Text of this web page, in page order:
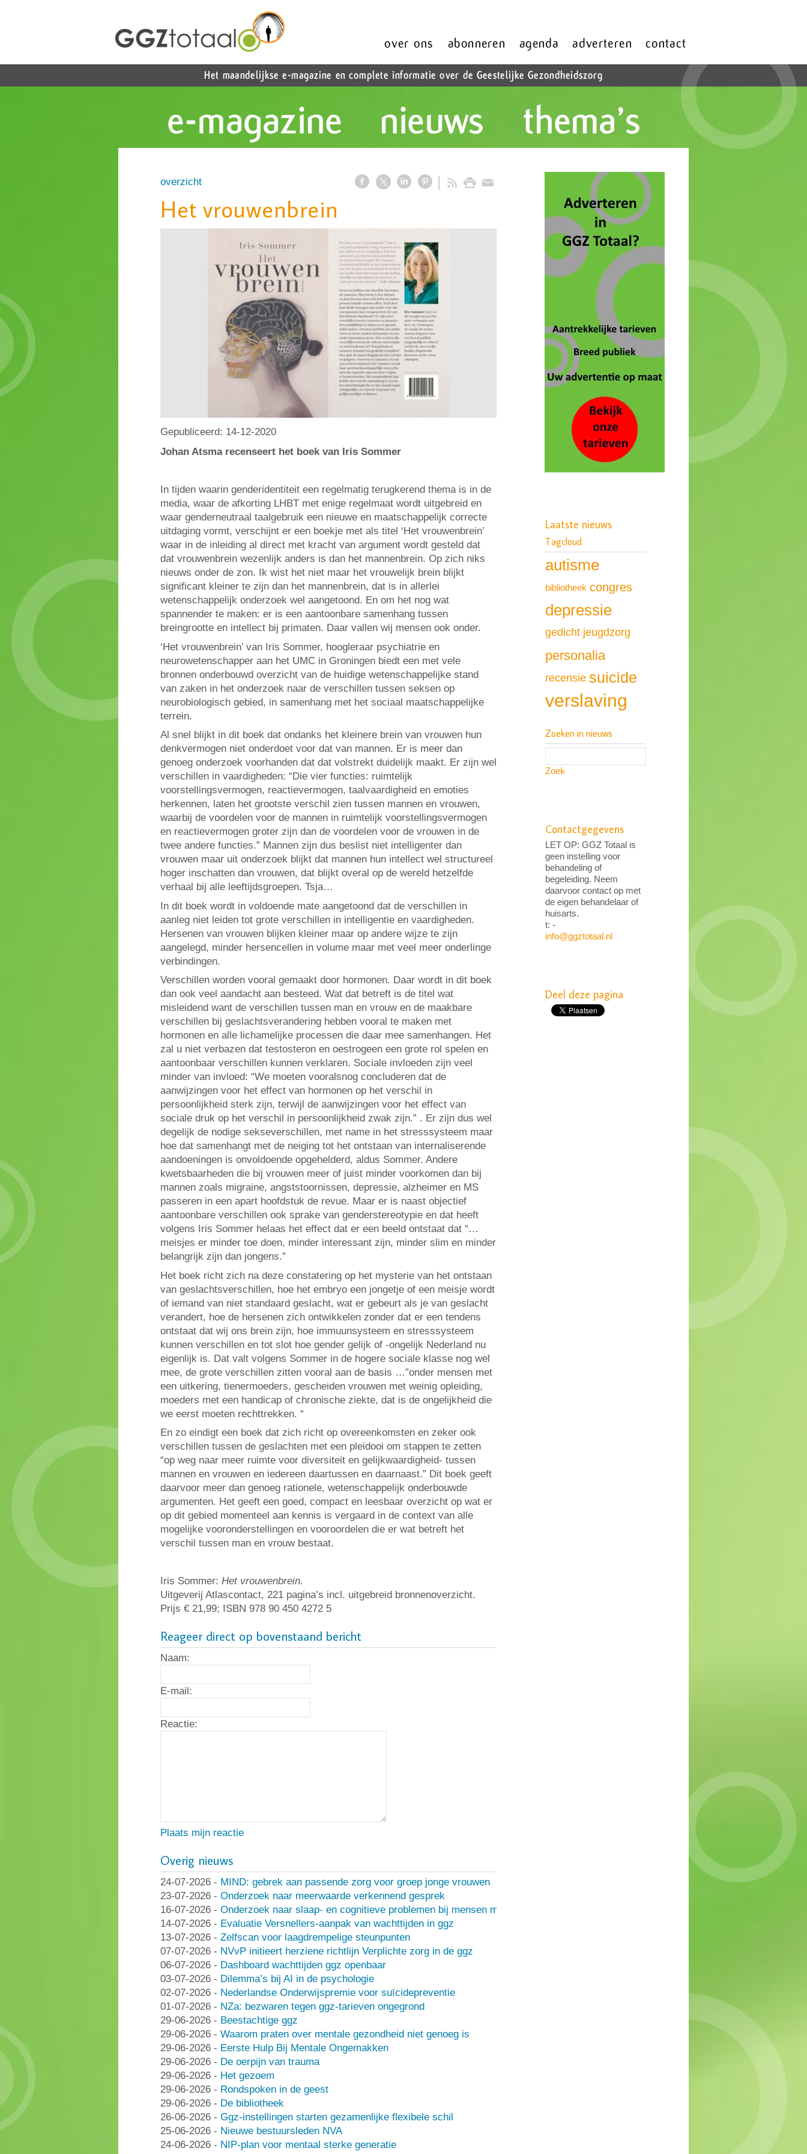
overzicht
Het vrouwenbrein
Gepubliceerd: 14-12-2020
Johan Atsma recenseert het boek van Iris Sommer
In tijden waarin genderidentiteit een regelmatig terugkerend thema is in de
media, waar de afkorting LHBT met enige regelmaat wordt uitgebreid en
waar genderneutraal taalgebruik een nieuwe en maatschappelijk correcte
uitdaging vormt, verschijnt er een boekje met als titel ‘Het vrouwenbrein’
waar in de inleiding al direct met kracht van argument wordt gesteld dat
dat vrouwenbrein wezenlijk anders is dan het mannenbrein. Op zich niks
nieuws onder de zon. Ik wist het niet maar het vrouwelijk brein blijkt
significant kleiner te zijn dan het mannenbrein, dat is in allerlei
wetenschappelijk onderzoek wel aangetoond. En om het nog wat
spannender te maken: er is een aantoonbare samenhang tussen
breingrootte en intellect bij primaten. Daar vallen wij mensen ook onder.
‘Het vrouwenbrein’ van Iris Sommer, hoogleraar psychiatrie en
neurowetenschapper aan het UMC in Groningen biedt een met vele
bronnen onderbouwd overzicht van de huidige wetenschappelijke stand
van zaken in het onderzoek naar de verschillen tussen seksen op
neurobiologisch gebied, in samenhang met het sociaal maatschappelijke
terrein.
Al snel blijkt in dit boek dat ondanks het kleinere brein van vrouwen hun
denkvermogen niet onderdoet voor dat van mannen. Er is meer dan
genoeg onderzoek voorhanden dat dat volstrekt duidelijk maakt. Er zijn wel
verschillen in vaardigheden: “Die vier functies: ruimtelijk
voorstellingsvermogen, reactievermogen, taalvaardigheid en emoties
herkennen, laten het grootste verschil zien tussen mannen en vrouwen,
waarbij de voordelen voor de mannen in ruimtelijk voorstellingsvermogen
en reactievermogen groter zijn dan de voordelen voor de vrouwen in de
twee andere functies.” Mannen zijn dus beslist niet intelligenter dan
vrouwen maar uit onderzoek blijkt dat mannen hun intellect wel structureel
hoger inschatten dan vrouwen, dat blijkt overal op de wereld hetzelfde
verhaal bij alle leeftijdsgroepen. Tsja…
In dit boek wordt in voldoende mate aangetoond dat de verschillen in
aanleg niet leiden tot grote verschillen in intelligentie en vaardigheden.
Hersenen van vrouwen blijken kleiner maar op andere wijze te zijn
aangelegd, minder hersencellen in volume maar met veel meer onderlinge
verbindingen.
Verschillen worden vooral gemaakt door hormonen. Daar wordt in dit boek
dan ook veel aandacht aan besteed. Wat dat betreft is de titel wat
misleidend want de verschillen tussen man en vrouw en de maakbare
verschillen bij geslachtsverandering hebben vooral te maken met
hormonen en alle lichamelijke processen die daar mee samenhangen. Het
zal u niet verbazen dat testosteron en oestrogeen een grote rol spelen en
aantoonbaar verschillen kunnen verklaren. Sociale invloeden zijn veel
minder van invloed: “We moeten vooralsnog concluderen dat de
aanwijzingen voor het effect van hormonen op het verschil in
persoonlijkheid sterk zijn, terwijl de aanwijzingen voor het effect van
sociale druk op het verschil in persoonlijkheid zwak zijn.” . Er zijn dus wel
degelijk de nodige sekseverschillen, met name in het stresssysteem maar
hoe dat samenhangt met de neiging tot het ontstaan van internaliserende
aandoeningen is onvoldoende opgehelderd, aldus Sommer. Andere
kwetsbaarheden die bij vrouwen meer of juist minder voorkomen dan bij
mannen zoals migraine, angststoornissen, depressie, alzheimer en MS
passeren in een apart hoofdstuk de revue. Maar er is naast objectief
aantoonbare verschillen ook sprake van genderstereotypie en dat heeft
volgens Iris Sommer helaas het effect dat er een beeld ontstaat dat “…
meisjes er minder toe doen, minder interessant zijn, minder slim en minder
belangrijk zijn dan jongens.”
Het boek richt zich na deze constatering op het mysterie van het ontstaan
van geslachtsverschillen, hoe het embryo een jongetje of een meisje wordt
of iemand van niet standaard geslacht, wat er gebeurt als je van geslacht
verandert, hoe de hersenen zich ontwikkelen zonder dat er een tendens
ontstaat dat wij ons brein zijn, hoe immuunsysteem en stresssysteem
kunnen verschillen en tot slot hoe gender gelijk of -ongelijk Nederland nu
eigenlijk is. Dat valt volgens Sommer in de hogere sociale klasse nog wel
mee, de grote verschillen zitten vooral aan de basis …”onder mensen met
een uitkering, tienermoeders, gescheiden vrouwen met weinig opleiding,
moeders met een handicap of chronische ziekte, dat is de ongelijkheid die
we eerst moeten rechttrekken. “
En zo eindigt een boek dat zich richt op overeenkomsten en zeker ook
verschillen tussen de geslachten met een pleidooi om stappen te zetten
“op weg naar meer ruimte voor diversiteit en gelijkwaardigheid- tussen
mannen en vrouwen en iedereen daartussen en daarnaast.” Dit boek geeft
daarvoor meer dan genoeg rationele, wetenschappelijk onderbouwde
argumenten. Het geeft een goed, compact en leesbaar overzicht op wat er
op dit gebied momenteel aan kennis is vergaard in de context van alle
mogelijke vooronderstellingen en vooroordelen die er wat betreft het
verschil tussen man en vrouw bestaat.
Iris Sommer: Het vrouwenbrein.
Uitgeverij Atlascontact, 221 pagina’s incl. uitgebreid bronnenoverzicht.
Prijs € 21,99; ISBN 978 90 450 4272 5
Reageer direct op bovenstaand bericht
Naam:
E-mail:
Reactie:
Plaats mijn reactie
Overig nieuws
24-07-2026 - MIND: gebrek aan passende zorg voor groep jonge vrouwen
23-07-2026 - Onderzoek naar meerwaarde verkennend gesprek
16-07-2026 - Onderzoek naar slaap- en cognitieve problemen bij mensen met een depressie
14-07-2026 - Evaluatie Versnellers-aanpak van wachttijden in ggz
13-07-2026 - Zelfscan voor laagdrempelige steunpunten
07-07-2026 - NVvP initieert herziene richtlijn Verplichte zorg in de ggz
06-07-2026 - Dashboard wachttijden ggz openbaar
03-07-2026 - Dilemma’s bij AI in de psychologie
02-07-2026 - Nederlandse Onderwijspremie voor suïcidepreventie
01-07-2026 - NZa: bezwaren tegen ggz-tarieven ongegrond
29-06-2026 - Beestachtige ggz
29-06-2026 - Waarom praten over mentale gezondheid niet genoeg is
29-06-2026 - Eerste Hulp Bij Mentale Ongemakken
29-06-2026 - De oerpijn van trauma
29-06-2026 - Het gezoem
29-06-2026 - Rondspoken in de geest
29-06-2026 - De bibliotheek
26-06-2026 - Ggz-instellingen starten gezamenlijke flexibele schil
25-06-2026 - Nieuwe bestuursleden NVA
24-06-2026 - NIP-plan voor mentaal sterke generatie
Laatste nieuws
Tagcloud
autisme
bibliotheek congres
depressie
gedicht jeugdzorg
personalia
recensie suicide
verslaving
Zoeken in nieuws
Zoek
Contactgegevens
LET OP: GGZ Totaal is
geen instelling voor
behandeling of
begeleiding. Neem
daarvoor contact op met
de eigen behandelaar of
huisarts.
t: -
info@ggztotaal.nl
Deel deze pagina